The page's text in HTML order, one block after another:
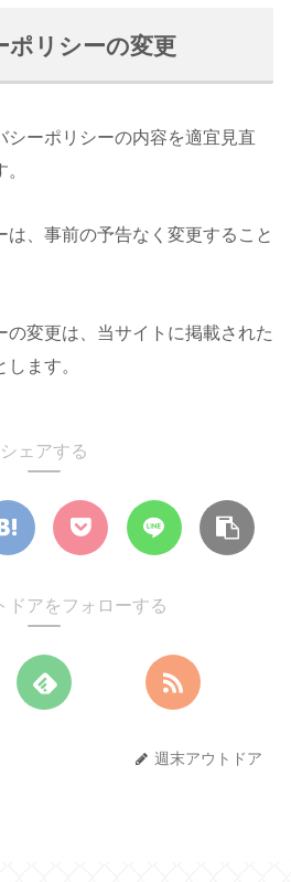
ポリシーの変更
シーポリシーの内容を適宜見直
、事前の予告なく変更すること
の変更は、当サイトに掲載された
ます。
シェアする
ドアをフォローする
週末アウトドア